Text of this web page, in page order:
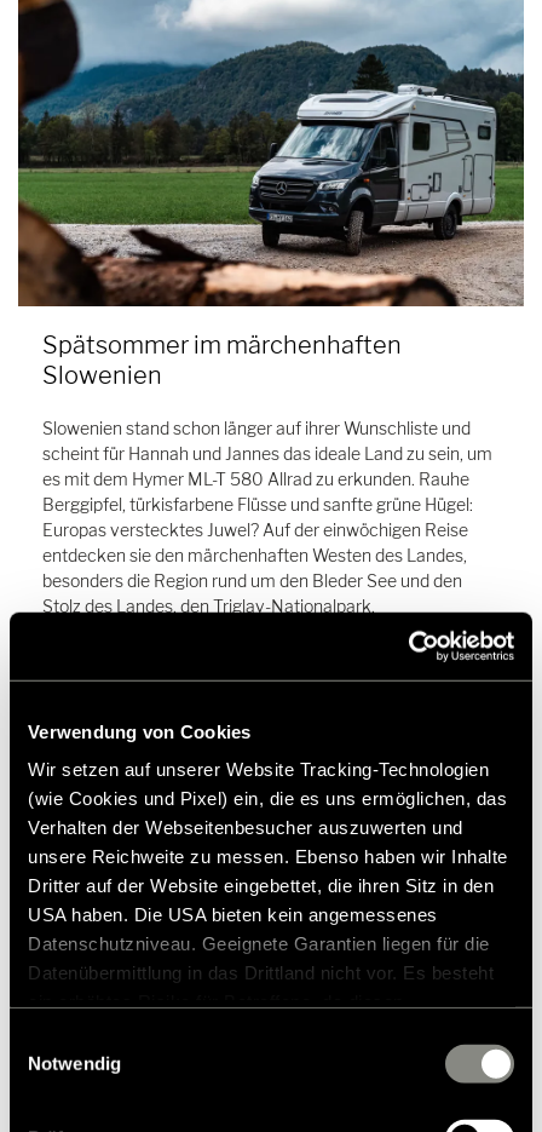
Verwendung von Cookies
Wir setzen auf unserer Website Tracking-Technologien
(wie Cookies und Pixel) ein, die es uns ermöglichen, das
Verhalten der Webseitenbesucher auszuwerten und
unsere Reichweite zu messen. Ebenso haben wir Inhalte
Dritter auf der Website eingebettet, die ihren Sitz in den
USA haben. Die USA bieten kein angemessenes
Datenschutzniveau. Geeignete Garantien liegen für die
Datenübermittlung in das Drittland nicht vor. Es besteht
zustehen. Eingesetzte Dienstleister können Daten für
zusammenführen. Weitere Informationen finden Sie in
Notwendig
Spätsommer im märchenhaften
Slowenien
Slowenien stand schon länger auf ihrer Wunschliste und
scheint für Hannah und Jannes das ideale Land zu sein, um
es mit dem Hymer ML-T 580 Allrad zu erkunden. Rauhe
Berggipfel, türkisfarbene Flüsse und sanfte grüne Hügel:
Europas verstecktes Juwel? Auf der einwöchigen Reise
entdecken sie den märchenhaften Westen des Landes,
besonders die Region rund um den Bleder See und den
Stolz des Landes, den Triglav-Nationalpark.
Zauberhaftes Slowenien
Reiseberichte